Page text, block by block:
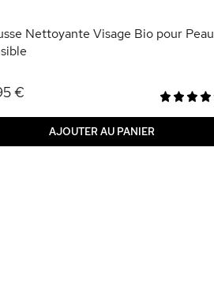
Nettoyante Visage Bio pour Peau
€
AJOUTER AU PANIER